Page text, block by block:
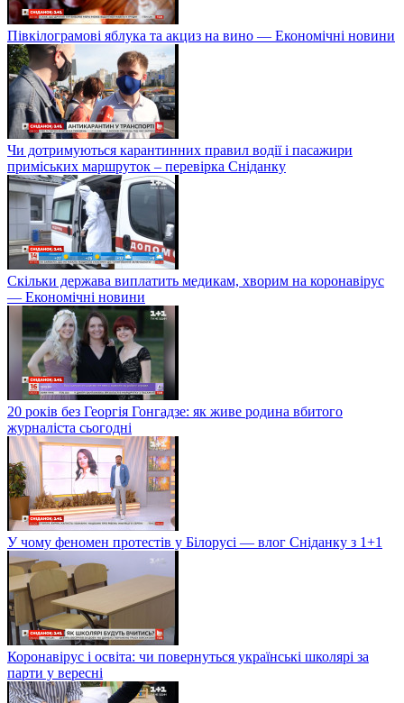
Півкілограмові яблука та акциз на вино — Економічні новини
Чи дотримуються карантинних правил водії і пасажири
приміських маршруток – перевірка Сніданку
Скільки держава виплатить медикам, хворим на коронавірус
— Економічні новини
20 років без Георгія Гонгадзе: як живе родина вбитого
журналіста сьогодні
У чому феномен протестів у Білорусі — влог Сніданку з 1+1
Коронавірус і освіта: чи повернуться українські школярі за
парти у вересні